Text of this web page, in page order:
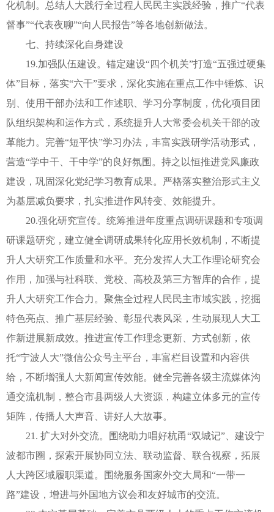
化机制。总结人大践行全过程人民民主实践经验，推广“代表
督事”“代表夜聊”“向人民报告”等各地创新做法。
七、持续深化自身建设
19.加强队伍建设。锚定建设“四个机关”打造“五强过硬集
体”目标，落实“六干”要求，深化实施在重点工作中锤炼、识
别、使用干部办法和工作述职、学习分享制度，优化项目团
队组织架构和运作方式，系统提升人大常委会机关干部的改
革能力。完善“短平快”学习办法，丰富实践研学活动形式，
营造“学中干、干中学”的良好氛围。持之以恒推进党风廉政
建设，巩固深化党纪学习教育成果。严格落实整治形式主义
为基层减负要求，扎实推进作风转变、效能提升。
20.强化研究宣传。统筹推进年度重点调研课题和专项调
研课题研究，建立健全调研成果转化应用长效机制，不断提
升人大研究工作质量和水平。充分发挥人大工作理论研究会
作用，加强与社科联、党校、高校及第三方智库的合作，提
升人大研究工作合力。聚焦全过程人民民主市域实践，挖掘
特色亮点、推广基层经验、彰显代表风采，生动展现人大工
作新进展新成效。推进宣传工作理念更新、方式创新，依
托“宁波人大”微信公众号主平台，丰富栏目设置和内容供
给，不断增强人大新闻宣传效能。健全完善各级主流媒体沟
通交流机制，整合市县两级人大资源，构建立体多元的宣传
矩阵，传播人大声音、讲好人大故事。
21. 扩大对外交流。围绕助力唱好杭甬“双城记”、建设宁
波都市圈，探索开展协同立法、联动监督、联合视察，拓展
人大跨区域履职渠道。围绕服务国家外交大局和“一带一
路”建设，增进与外国地方议会和友好城市的交流。